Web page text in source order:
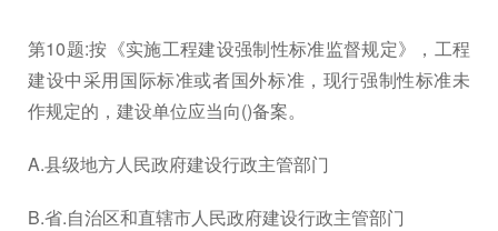
第10题:按《实施工程建设强制性标准监督规定》，工程
建设中采用国际标准或者国外标准，现行强制性标准未
作规定的，建设单位应当向()备案。
A.县级地方人民政府建设行政主管部门
B.省.自治区和直辖市人民政府建设行政主管部门